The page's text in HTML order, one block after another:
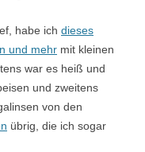
habe ich dieses
und mehr mit kleinen
war es heiß und
und zweitens
von den
übrig, die ich sogar